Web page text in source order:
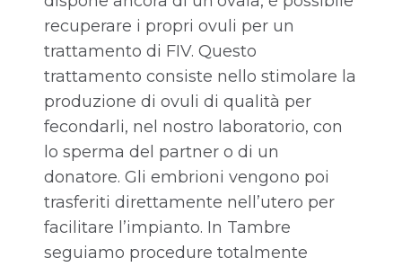
recuperare i propri ovuli per un
trattamento di FIV. Questo
trattamento consiste nello stimolare la
produzione di ovuli di qualità per
fecondarli, nel nostro laboratorio, con
lo sperma del partner o di un
donatore. Gli embrioni vengono poi
trasferiti direttamente nell’utero per
facilitare l’impianto. In Tambre
seguiamo procedure totalmente